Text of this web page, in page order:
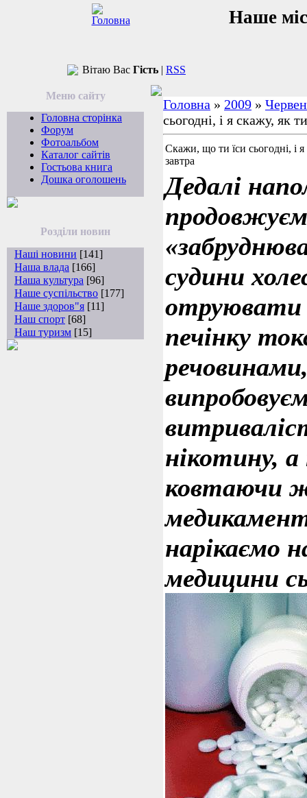
Наше
Вітаю Вас Гість | RSS
Меню сайту
Головна сторінка
Форум
Фотоальбом
Каталог сайтів
Гостьова книга
Дошка оголошень
Розділи новин
Наші новини [141]
Наша влада [166]
Наша культура [96]
Наше суспільство [177]
Наше здоров"я [11]
Наш спорт [68]
Наш туризм [15]
Головна » 2009 »
сьогодні, і я скажу, як
Скажи, що ти їси сьогодні, і
завтра
Дедалі
судини
отруювати
печінку
нікотину,
ковтаючи
нарікаємо
медицини